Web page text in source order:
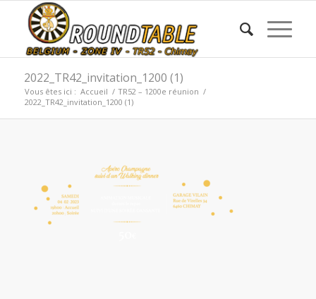
2022_TR42_invitation_1200 (1)
Vous êtes ici : Accueil / TR52 – 1200e réunion /
2022_TR42_invitation_1200 (1)